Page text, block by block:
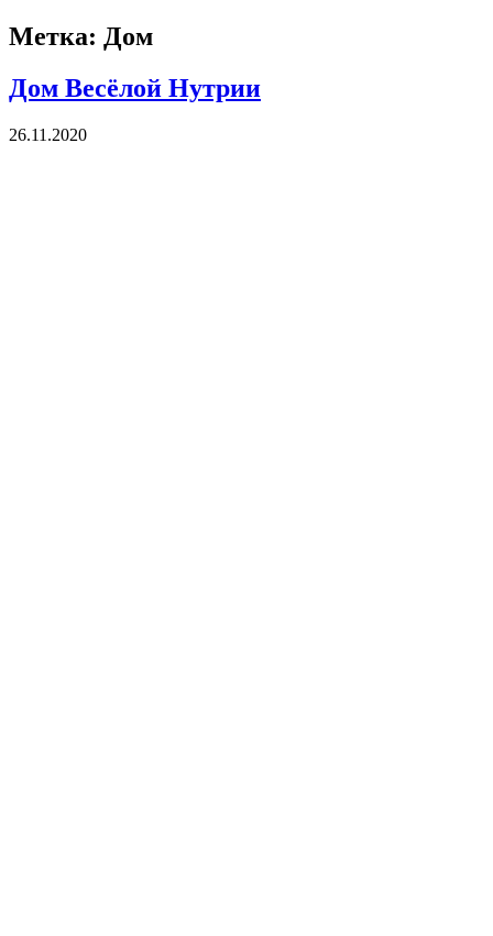
Метка: Дом
Дом Весёлой Нутрии
26.11.2020